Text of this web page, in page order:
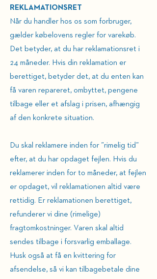
REKLAMATIONSRET
Når du handler hos os som forbruger,
gælder købelovens regler for varekøb.
Det betyder, at du har reklamationsret i
24 måneder. Hvis din reklamation er
berettiget, betyder det, at du enten kan
få varen repareret, ombyttet, pengene
tilbage eller et afslag i prisen, afhængig
af den konkrete situation.
Du skal reklamere inden for ”rimelig tid”
efter, at du har opdaget fejlen. Hvis du
reklamerer inden for to måneder, at fejlen
er opdaget, vil reklamationen altid være
rettidig. Er reklamationen berettiget,
refunderer vi dine (rimelige)
fragtomkostninger. Varen skal altid
sendes tilbage i forsvarlig emballage.
Husk også at få en kvittering for
afsendelse, så vi kan tilbagebetale dine